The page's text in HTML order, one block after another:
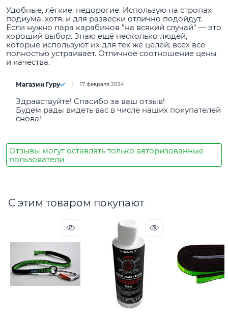
Удобные, лёгкие, недорогие. Использую на стропах
подиума, хотя, и для развески отлично подойдут.
Если нужно пара карабинов "на всякий случай" — это
хороший выбор. Знаю ещё несколько людей,
которые используют их для тех же целей; всех всё
полностью устраивает. Отличное соотношение цены
и качества.
Магазин Гуру 17 февраля 2024
Здравствуйте! Спасибо за ваш отзыв!
Будем рады видеть вас в числе наших покупателей
снова!
Отзывы могут оставлять только авторизованные
пользователи
С этим товаром покупают